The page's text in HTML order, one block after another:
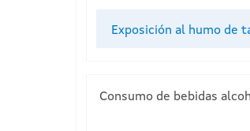
Exposición al humo de
Consumo de bebidas